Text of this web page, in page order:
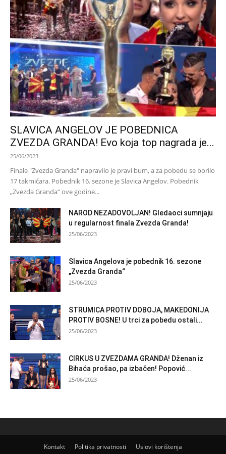
SLAVICA ANGELOV JE POBEDNICA
ZVEZDA GRANDA! Evo koja top nagrada je...
25/06/2023
Finale "Zvezda Granda" napravilo je pravi bum, a za pobedu se borilo
17 takmičara. Pobednik 16. sezone je Slavica Angelov. Pobednik
„Zvezda Granda“ ove godine...
NAROD NEZADOVOLJAN! Gledaoci sumnjaju
u regularnost finala Zvezda Granda!
25/06/2023
Slavica Angelova je pobednik 16. sezone
„Zvezda Granda“
25/06/2023
STRUMICA PROTIV DOBOJA, MAKEDONIJA
PROTIV BOSNE! U trci za pobedu ostali...
25/06/2023
CIRKUS U ZVEZDAMA GRANDA! Dženan iz
Bihaća prošao, pa izbačen! Popović...
25/06/2023
Kontakt Politika privatnosti Uslovi korištenja